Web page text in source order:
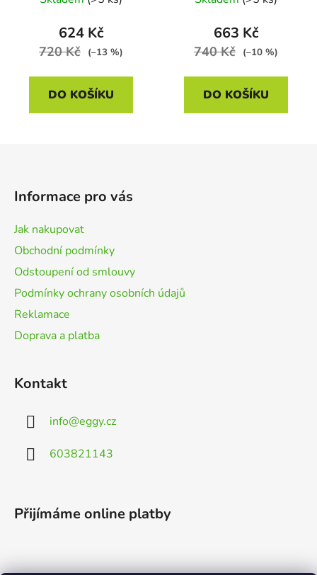
624 Kč
720 Kč (–13 %)
DO KOŠÍKU
663 Kč
740 Kč (–10 %)
DO KOŠÍKU
Informace pro vás
Jak nakupovat
Obchodní podmínky
Odstoupení od smlouvy
Podmínky ochrany osobních údajů
Reklamace
Doprava a platba
Kontakt
info@eggy.cz
603821143
Přijímáme online platby